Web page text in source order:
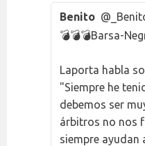
Benito
💣💣💣Barsa-
Laporta habla
"Siempre he
debemos ser
árbitros no nos
siempre ayudan